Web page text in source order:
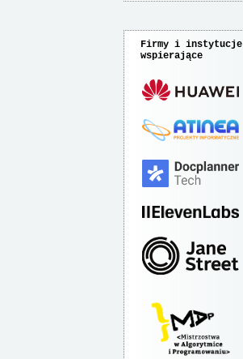
Firmy i instytucje
wspierające